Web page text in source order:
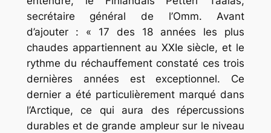
secrétaire général de l’Omm. Avant
d’ajouter : « 17 des 18 années les plus
chaudes appartiennent au XXIe siècle, et le
rythme du réchauffement constaté ces trois
dernières années est exceptionnel. Ce
dernier a été particulièrement marqué dans
l’Arctique, ce qui aura des répercussions
durables et de grande ampleur sur le niveau